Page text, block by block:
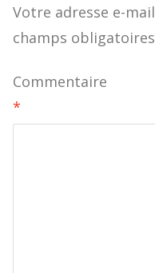
Votre adresse e-
champs
Commentaire
*